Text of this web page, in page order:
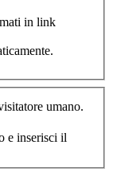
in link
umano.
e inserisci il